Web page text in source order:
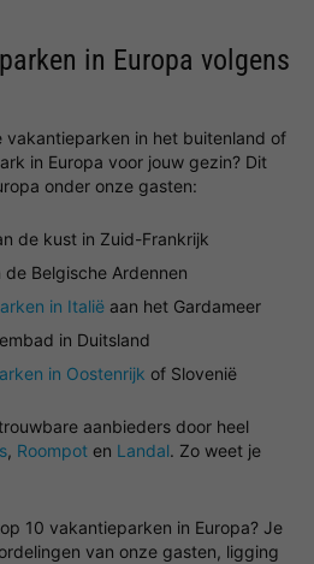
in Europa volgens
vakantieparken in het buitenland of
in Europa voor jouw gezin? Dit
onder onze gasten:
de kust in Zuid-Frankrijk
Belgische Ardennen
in Italië aan het Gardameer
in Duitsland
in Oostenrijk of Slovenië
aanbieders door heel
, Roompot en Landal. Zo weet je
10 vakantieparken in Europa? Je
van onze gasten, ligging